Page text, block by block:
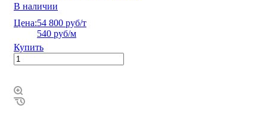
В наличии
Цена:54 800 руб/т
540 руб/м
Купить